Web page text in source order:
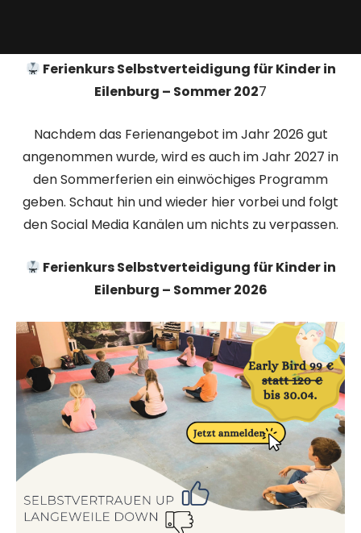
Ferienkurs Selbstverteidigung für Kinder in
Eilenburg – Sommer 2027
Nachdem das Ferienangebot im Jahr 2026 gut
angenommen wurde, wird es auch im Jahr 2027 in
den Sommerferien ein einwöchiges Programm
geben. Schaut hin und wieder hier vorbei und folgt
den Social Media Kanälen um nichts zu verpassen.
Ferienkurs Selbstverteidigung für Kinder in
Eilenburg – Sommer 2026